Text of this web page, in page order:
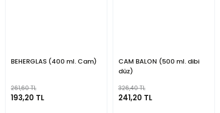
BEHERGLAS (400 ml. Cam)
261,60 TL
193,20 TL
CAM BALON (500 ml. dibi
düz)
326,40 TL
241,20 TL